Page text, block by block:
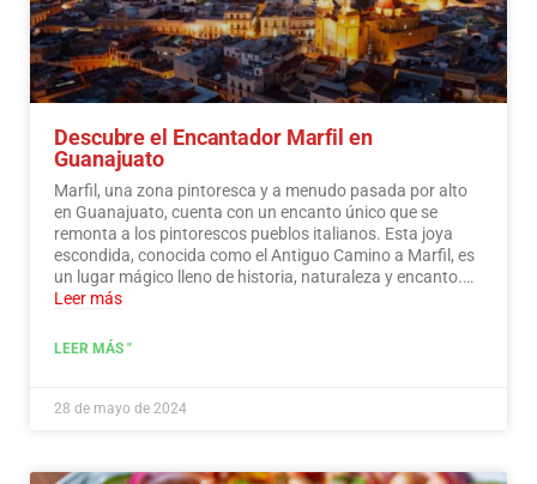
Descubre el Encantador Marfil en
Guanajuato
Marfil, una zona pintoresca y a menudo pasada por alto
en Guanajuato, cuenta con un encanto único que se
remonta a los pintorescos pueblos italianos. Esta joya
escondida, conocida como el Antiguo Camino a Marfil, es
un lugar mágico lleno de historia, naturaleza y encanto.…
Leer más
LEER MÁS "
28 de mayo de 2024